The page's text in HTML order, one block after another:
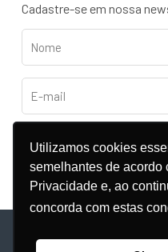
Utilizamos cookies
semelhantes de acordo
Privacidade e, ao
concorda com estas
Cadastre-se em nossa
© Copyright - 2024 |POLÍTICA